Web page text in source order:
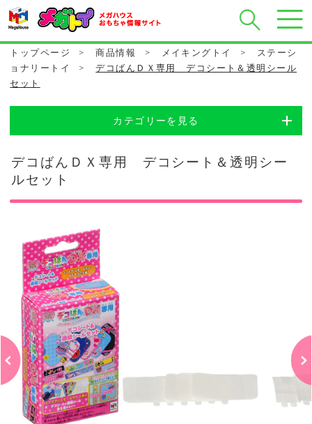
トップページ > 商品情報 > メイキングトイ >
ステーシ
ョナリートイ
>
デコばんＤＸ専用 デコシート＆透明シール
セット
カテゴリーを見る
デコばんＤＸ専用 デコシート＆透明シー
ルセット